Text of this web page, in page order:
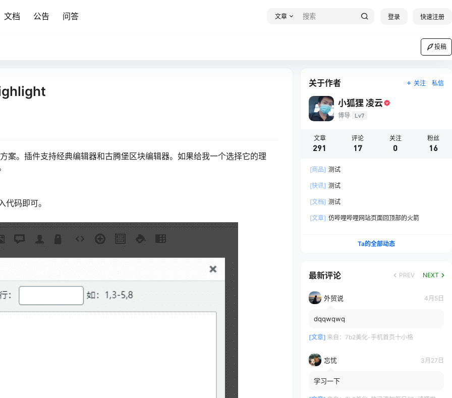
文档 公告 问答 文章 登录 快速注册
投稿
。插件支持经典编辑器和古腾堡区块编辑器。如果给我一个选择它的理
码即可。
关于作者 关注 私信
小狐狸 凌云
博导 Lv7
文章
291
评论
17
关注
0
粉丝
16
[商品] 测试
[快讯] 测试
[文档] 测试
[文章] 仿哔哩哔哩网站页面回顶部的火箭
Ta的全部动态
最新评论 PREV NEXT
外贸说 4月5日
dqqwqwq
[文章] 来自： 7b2美化-手机首页十小格
忘忧 3月27日
学习一下